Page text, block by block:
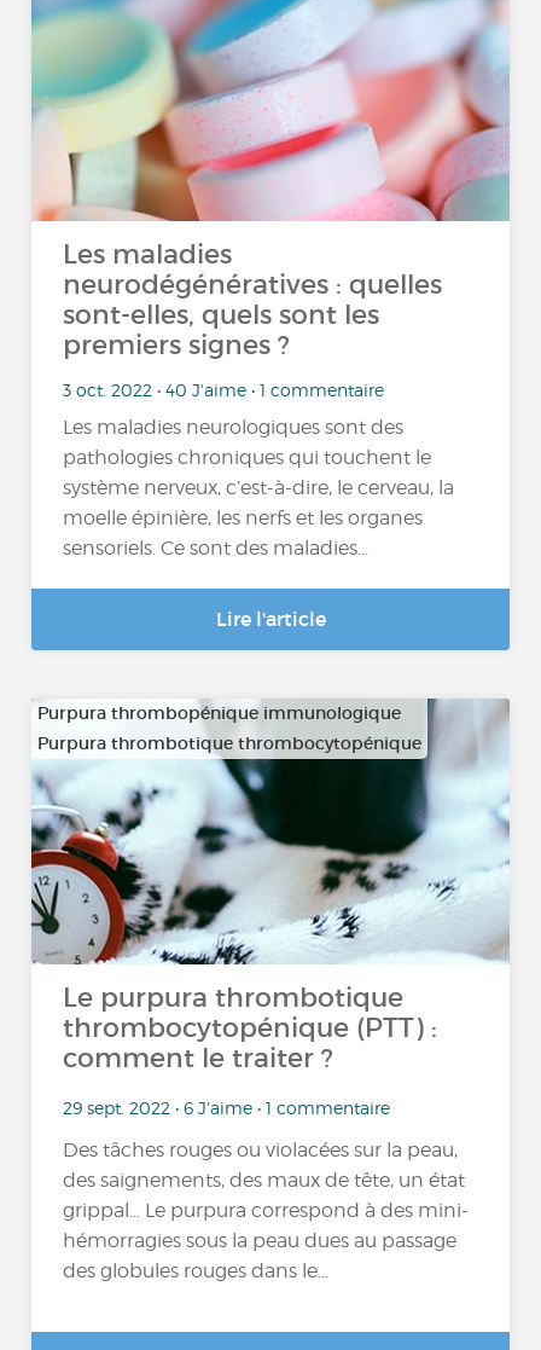
Les maladies
neurodégénératives : quelles
sont-elles, quels sont les
premiers signes ?
3 oct. 2022 • 40 J'aime • 1 commentaire
Les maladies neurologiques sont des
pathologies chroniques qui touchent le
système nerveux, c’est-à-dire, le cerveau, la
moelle épinière, les nerfs et les organes
sensoriels. Ce sont des maladies...
Lire l'article
Purpura thrombopénique immunologique
Purpura thrombotique thrombocytopénique
Le purpura thrombotique
thrombocytopénique (PTT) :
comment le traiter ?
29 sept. 2022 • 6 J'aime • 1 commentaire
Des tâches rouges ou violacées sur la peau,
des saignements, des maux de tête, un état
grippal… Le purpura correspond à des mini-
hémorragies sous la peau dues au passage
des globules rouges dans le...